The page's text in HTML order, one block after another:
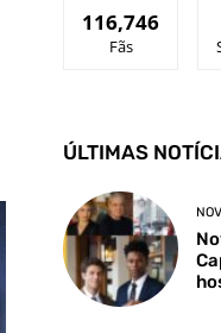
116,746
Fãs
ÚLTIMAS